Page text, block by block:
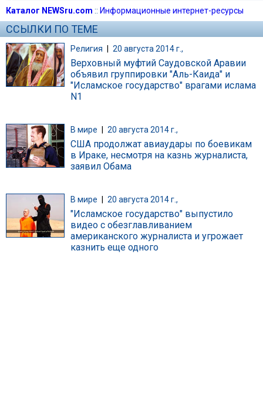
Каталог NEWSru.com :: Информационные интернет-ресурсы
ССЫЛКИ ПО ТЕМЕ
Религия | 20 августа 2014 г.,
Верховный муфтий Саудовской Аравии
объявил группировки "Аль-Каида" и
"Исламское государство" врагами ислама
N1
В мире 20 августа 2014 г.,
США продолжат авиаудары по боевикам
в Ираке, несмотря на казнь журналиста,
заявил Обама
В мире 20 августа 2014 г.,
"Исламское государство" выпустило
видео с обезглавливанием
американского журналиста и угрожает
казнить еще одного